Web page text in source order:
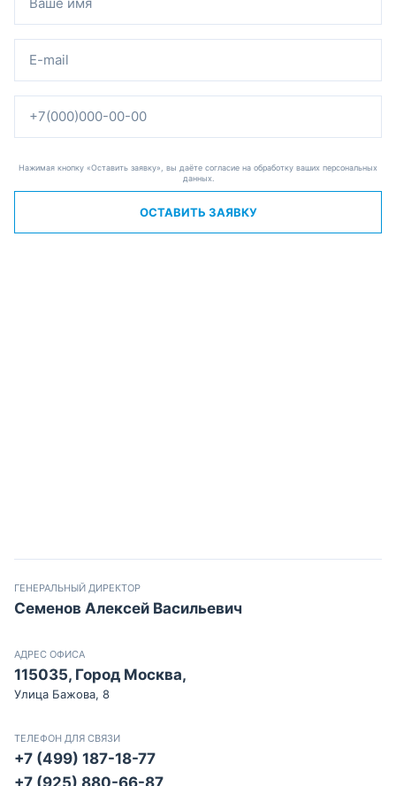
Нажимая кнопку «Оставить заявку», вы даёте согласие на обработку ваших персональных
данных.
ОСТАВИТЬ ЗАЯВКУ
ГЕНЕРАЛЬНЫЙ ДИРЕКТОР
Семенов Алексей Васильевич
АДРЕС ОФИСА
115035, Город Москва,
Улица Бажова, 8
ТЕЛЕФОН ДЛЯ СВЯЗИ
+7 (499) 187-18-77
+7 (925) 880-66-87